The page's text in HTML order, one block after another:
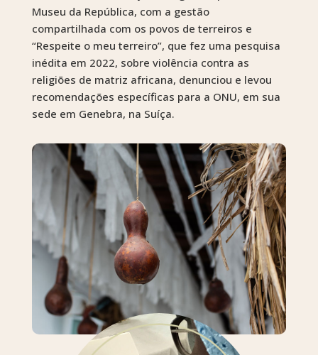
Museu da República, com a gestão
compartilhada com os povos de terreiros e
“Respeite o meu terreiro”, que fez uma pesquisa
inédita em 2022, sobre violência contra as
religiões de matriz africana, denunciou e levou
recomendações específicas para a ONU, em sua
sede em Genebra, na Suíça.